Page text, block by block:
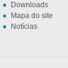
Downloads
Mapa do site
Notícias